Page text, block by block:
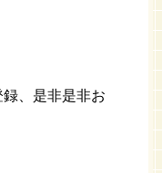
、是非是非お